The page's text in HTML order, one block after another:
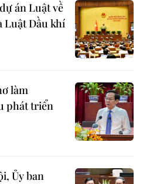
án Luật về
Luật Dầu khí
làm
phát triển
Ủy ban